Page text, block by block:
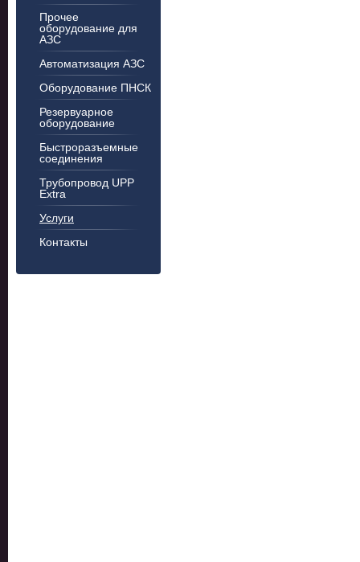
Прочее
оборудование для
АЗС
Автоматизация АЗС
Оборудование ПНСК
Резервуарное
оборудование
Быстроразъемные
соединения
Трубопровод UPP
Extra
Услуги
Контакты